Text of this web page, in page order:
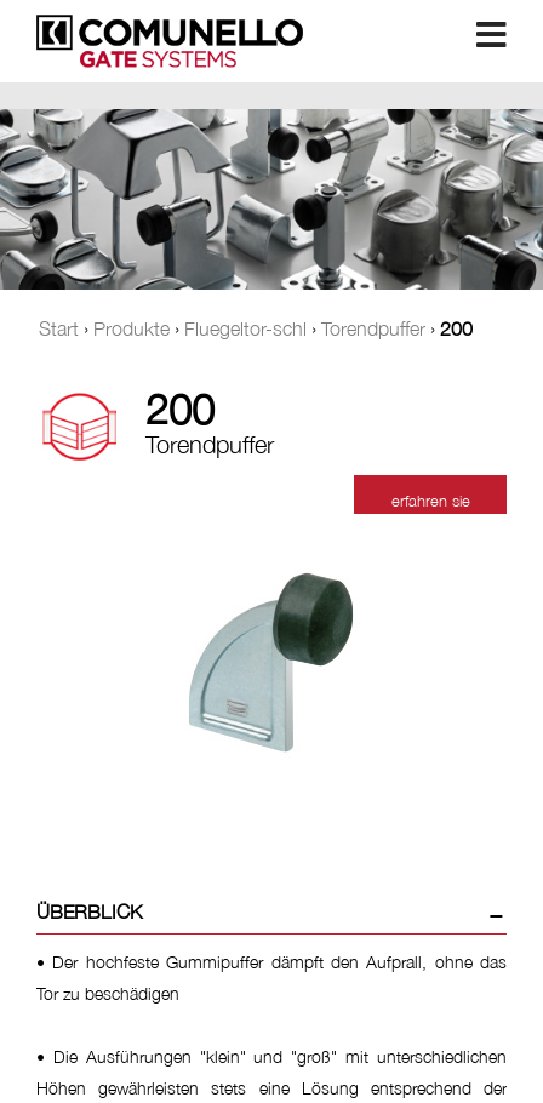
Start › Produkte › Fluegeltor-schl › Torendpuffer › 200
200
Torendpuffer
erfahren sie
ÜBERBLICK
• Der hochfeste Gummipuffer dämpft den Aufprall, ohne das
Tor zu beschädigen
• Die Ausführungen "klein" und "groß" mit unterschiedlichen
Höhen gewährleisten stets eine Lösung entsprechend der